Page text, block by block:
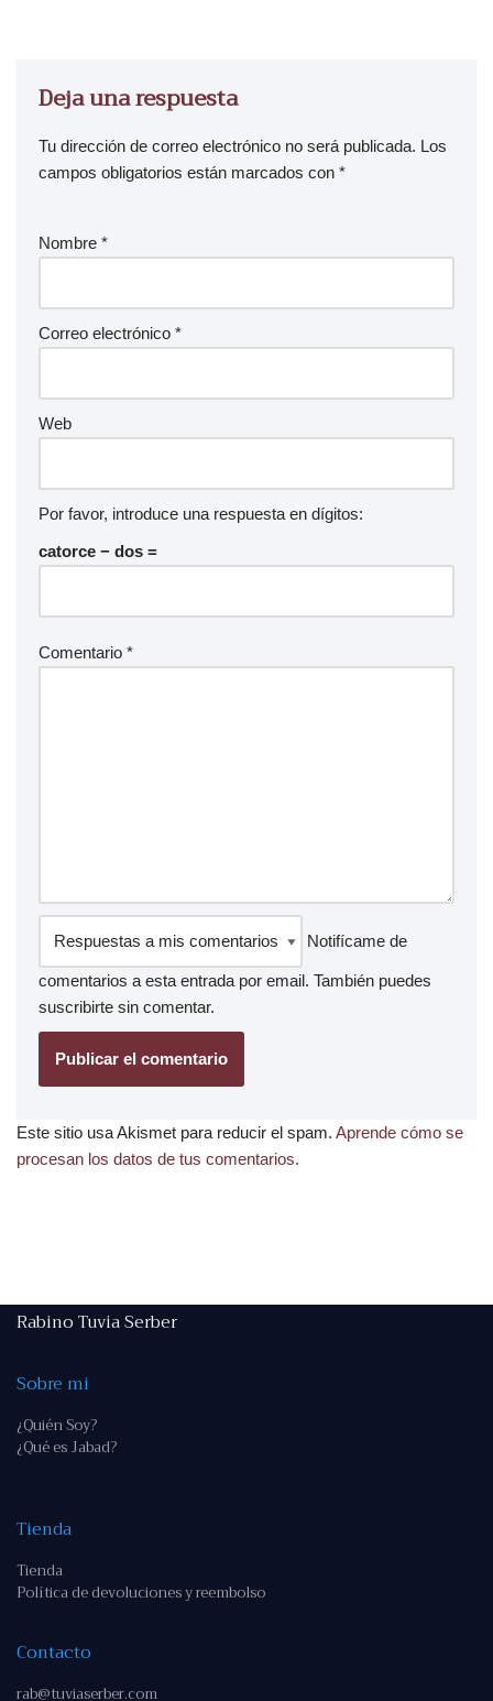
Deja una respuesta
Tu dirección de correo electrónico no será publicada. Los
campos obligatorios están marcados con *
Nombre *
Correo electrónico *
Web
Por favor, introduce una respuesta en dígitos:
catorce − dos =
Comentario *
Notifícame de
comentarios a esta entrada por email. También puedes
suscribirte sin comentar.
Este sitio usa Akismet para reducir el spam. Aprende cómo se
procesan los datos de tus comentarios.
Rabino Tuvia Serber
Sobre mi
¿Quién Soy?
¿Qué es Jabad?
Tienda
Tienda
Política de devoluciones y reembolso
Contacto
rab@tuviaserber.com